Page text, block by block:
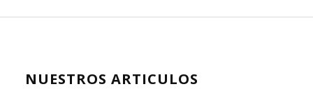
NUESTROS ARTICULOS